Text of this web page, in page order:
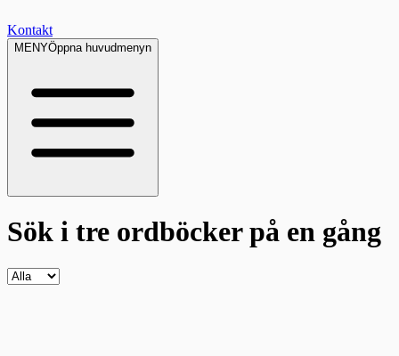
Kontakt
MENYÖppna huvudmenyn
Sök i tre ordböckerpå en gång